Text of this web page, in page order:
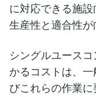
に対応できる施設
生産性と適合性が
シングルユース
かるコストは、
びこれらの作業